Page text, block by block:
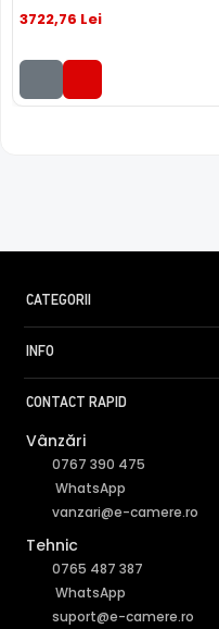
3722,76 Lei
CATEGORII
INFO
CONTACT RAPID
Vânzări
0767 390 475
WhatsApp
vanzari@e-camere.ro
Tehnic
0765 487 387
WhatsApp
suport@e-camere.ro